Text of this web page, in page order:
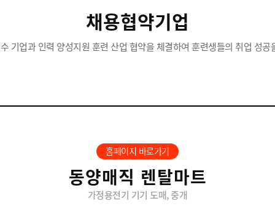
채용협약기업
기업과 인력 양성지원 훈련 산업 협약을 체결하여 훈련생들의 취업 성공
홈페이지 바로가기
동양매직 렌탈마트
가정용전기 기기 도매, 중개